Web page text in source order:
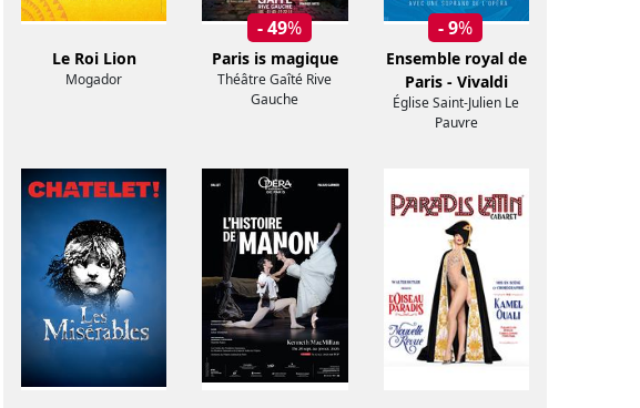
Le Roi Lion
Mogador
- 49%
Paris is magique
Théâtre Gaîté Rive
Gauche
- 9%
Ensemble royal de
Paris - Vivaldi
Église Saint-Julien Le
Pauvre